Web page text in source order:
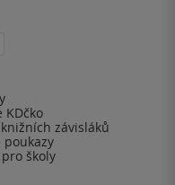
KDčko
závisláků
poukazy
školy